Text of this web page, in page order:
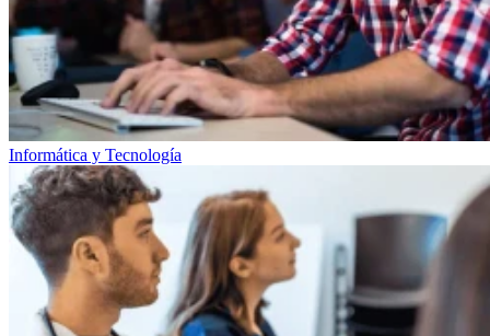
Informática y Tecnología